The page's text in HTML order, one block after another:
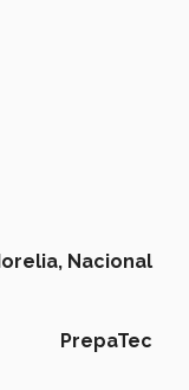
Nacional
PrepaTec